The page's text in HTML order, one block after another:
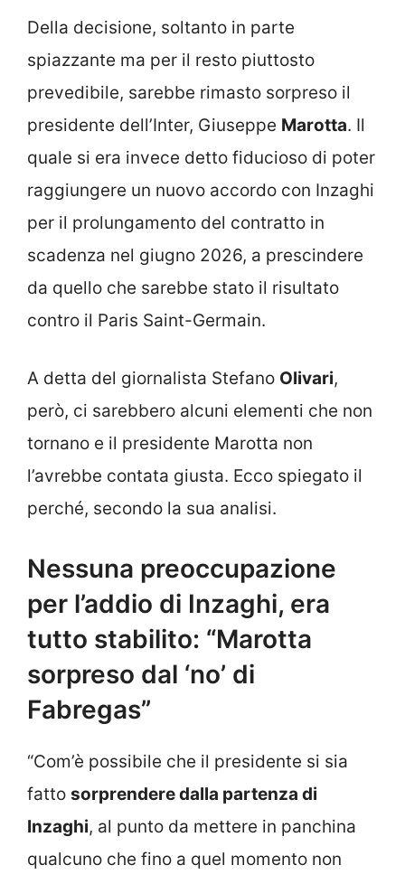
Della decisione, soltanto in parte
spiazzante ma per il resto piuttosto
prevedibile, sarebbe rimasto sorpreso il
presidente dell’Inter, Giuseppe Marotta. Il
quale si era invece detto fiducioso di poter
raggiungere un nuovo accordo con Inzaghi
per il prolungamento del contratto in
scadenza nel giugno 2026, a prescindere
da quello che sarebbe stato il risultato
contro il Paris Saint-Germain.
A detta del giornalista Stefano Olivari,
però, ci sarebbero alcuni elementi che non
tornano e il presidente Marotta non
l’avrebbe contata giusta. Ecco spiegato il
perché, secondo la sua analisi.
Nessuna preoccupazione
per l’addio di Inzaghi, era
tutto stabilito: “Marotta
sorpreso dal ‘no’ di
Fabregas”
“Com’è possibile che il presidente si sia
fatto sorprendere dalla partenza di
Inzaghi, al punto da mettere in panchina
qualcuno che fino a quel momento non